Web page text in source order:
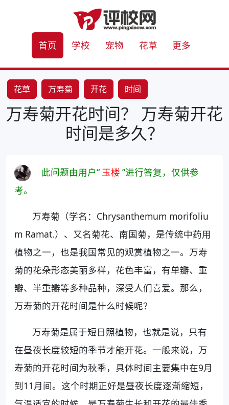
首页 学校 宠物 花草 更多
花草 万寿菊 开花 时间
万寿菊开花时间？ 万寿菊开花
时间是多久？
此问题由用户“ 玉楼 ”进行答复，仅供参
考。
万寿菊（学名：Chrysanthemum morifoliu
m Ramat.）、又名菊花、南国菊，是传统中药用
植物之一，也是我国常见的观赏植物之一。万寿
菊的花朵形态美丽多样，花色丰富，有单瓣、重
瓣、半重瓣等多种品种，深受人们喜爱。那么，
万寿菊的开花时间是什么时候呢？
万寿菊是属于短日照植物，也就是说，只有
在昼夜长度较短的季节才能开花。一般来说，万
寿菊的开花时间为秋季，具体时间主要集中在9月
到11月间。这个时期正好是昼夜长度逐渐缩短，